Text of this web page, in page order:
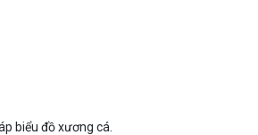
biểu đồ xương cá.